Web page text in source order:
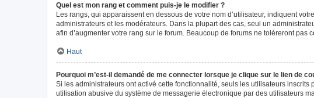
Quel est mon rang et comment puis-je le modifier ?
Les rangs, qui apparaissent en dessous de votre nom d’utilisateur, indiquent
administrateurs et les modérateurs. Dans la plupart des cas, seul un
afin d’augmenter votre rang sur le forum. Beaucoup de forums ne toléreront
Haut
Pourquoi m’est-il demandé de me connecter lorsque je clique sur le lien de
Si les administrateurs ont activé cette fonctionnalité, seuls les utilisateurs
utilisation abusive du système de messagerie électronique par des utilisateurs